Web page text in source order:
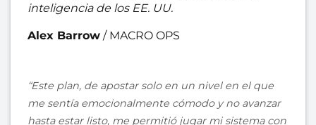
inteligencia de los EE. UU.
Alex Barrow / MACRO OPS
“Este plan, de apostar solo en un nivel en el que
me sentía emocionalmente cómodo y no avanzar
hasta estar listo, me permitió jugar mi sistema con